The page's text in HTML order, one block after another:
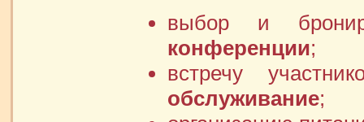
выбор и
конференции;
встречу
обслуживание;